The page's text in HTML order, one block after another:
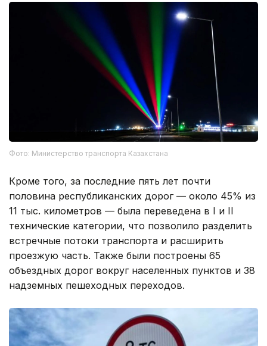
Фото: Министерство транспорта Казахстана
Кроме того, за последние пять лет почти
половина республиканских дорог — около 45% из
11 тыс. километров — была переведена в I и II
технические категории, что позволило разделить
встречные потоки транспорта и расширить
проезжую часть. Также были построены 65
объездных дорог вокруг населенных пунктов и 38
надземных пешеходных переходов.